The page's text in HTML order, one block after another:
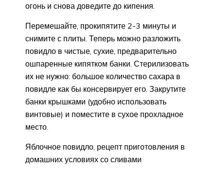
огонь и снова доведите до кипения.
Перемешайте, прокипятите 2-3 минуты и
снимите с плиты. Теперь можно разложить
повидло в чистые, сухие, предварительно
ошпаренные кипятком банки. Стерилизовать
их не нужно: большое количество сахара в
повидле как бы консервирует его. Закрутите
банки крышками (удобно использовать
винтовые) и поместите в сухое прохладное
место.
Яблочное повидло, рецепт приготовления в
домашних условиях со сливами